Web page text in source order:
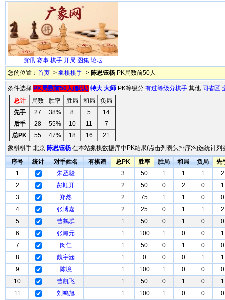
资讯 赛事 棋手 开局 图集 论坛
您的位置： 首页 -> 象棋棋手 -> 陈思钰杨 PK局数前50人
条件选择:PK局数前50人(默认) 特大 大师 PK等级分:有过等级分棋手 其他:同省区
总计
局数 胜率 胜局 和局
负局
先手
27 38% 8 5
14
后手
28 55% 10 11
7
总PK
55 47% 18 16
21
象棋棋手 北京 陈思钰杨 在本站象棋数据库中PK结果(点击列表头排序;勾选统计
序号
统计 对手姓名 有棋谱 总PK 胜率 胜局 和局 负局
先
1
朱丞毅 3 50 1 1 1
2
2
彭顺开 2 50 0 2 0
1
3
郑然 2 75 1 1 0
0
4
张博嘉 2 25 0 1 1
2
5
曹鹤群 1 50 0 1 0
0
6
张瀚元 1 100 1 0 0
1
7
闵仁 1 50 0 1 0
0
8
魏宇涵 1 0 0 0 1
1
9
陈境 1 100 1 0 0
0
10
曹凯飞 1 50 0 1 0
1
11
刘鸣旭 1 100 1 0 0
0